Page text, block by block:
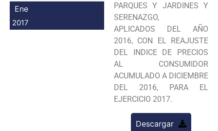
Ene
2017
PARQUES Y JARDINES Y
SERENAZGO,
APLICADOS DEL AÑO
2016, CON EL REAJUSTE
DEL INDICE DE PRECIOS
AL CONSUMIDOR
ACUMULADO A DICIEMBRE
DEL 2016, PARA EL
EJERCICIO 2017.
Descargar